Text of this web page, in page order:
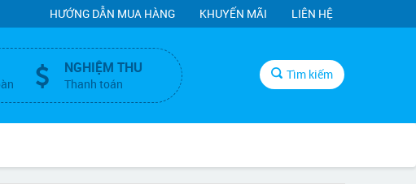
HƯỚNG DẪN MUA HÀNG KHUYẾN MÃI LIÊN HỆ
NGHIỆM THU
Thanh toán
Tìm kiếm